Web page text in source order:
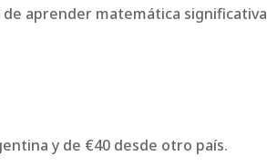
aprender matemática
y de €40 desde otro país.